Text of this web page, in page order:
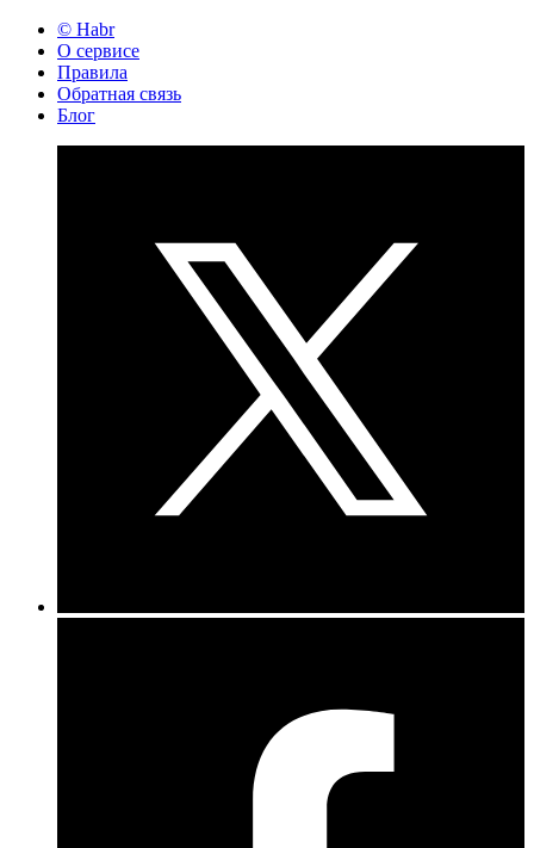
© Habr
О сервисе
Правила
Обратная связь
Блог